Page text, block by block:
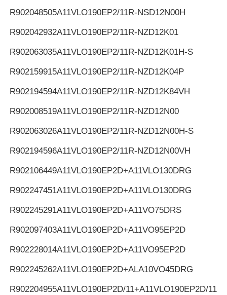
R902048505A11VLO190EP2/11R-NSD12N00H
R902042932A11VLO190EP2/11R-NZD12K01
R902063035A11VLO190EP2/11R-NZD12K01H-S
R902159915A11VLO190EP2/11R-NZD12K04P
R902194594A11VLO190EP2/11R-NZD12K84VH
R902008519A11VLO190EP2/11R-NZD12N00
R902063026A11VLO190EP2/11R-NZD12N00H-S
R902194596A11VLO190EP2/11R-NZD12N00VH
R902106449A11VLO190EP2D+A11VLO130DRG
R902247451A11VLO190EP2D+A11VLO130DRG
R902245291A11VLO190EP2D+A11VO75DRS
R902097403A11VLO190EP2D+A11VO95EP2D
R902228014A11VLO190EP2D+A11VO95EP2D
R902245262A11VLO190EP2D+ALA10VO45DRG
R902204955A11VLO190EP2D/11+A11VLO190EP2D/11